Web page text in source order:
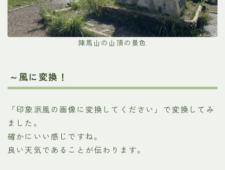
陣馬山の山頂の景色
～風に変換！
「印象派風の画像に変換してください」で変換してみ
ました。
確かにいい感じですね。
良い天気であることが伝わります。